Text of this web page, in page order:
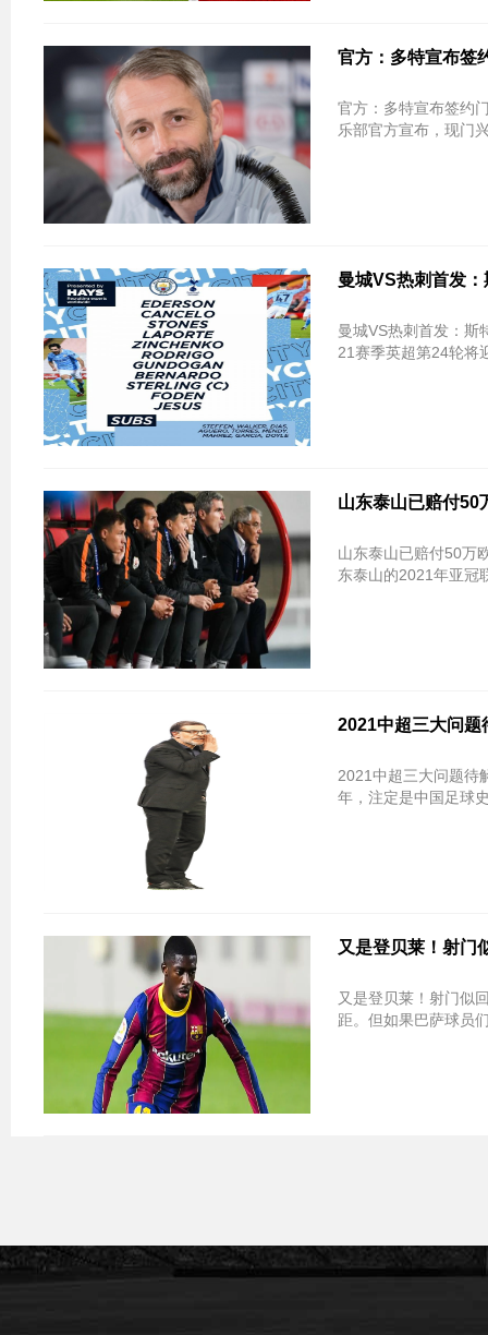
官方：多特宣布签
官方：多特宣布签约门兴主帅 赛季
乐部官方宣布，现门
曼城VS热刺首发
曼城VS热刺首发：斯特林热苏
21赛季英超第24轮将
山东泰山已赔付50
山东泰山已赔付50万
东泰山的2021年亚冠
2021中超三大问题
2021中超三大问题待解：大
年，注定是中国足球
又是登贝莱！射门
又是登贝莱！射门似回敲 眼神防守
距。但如果巴萨球员